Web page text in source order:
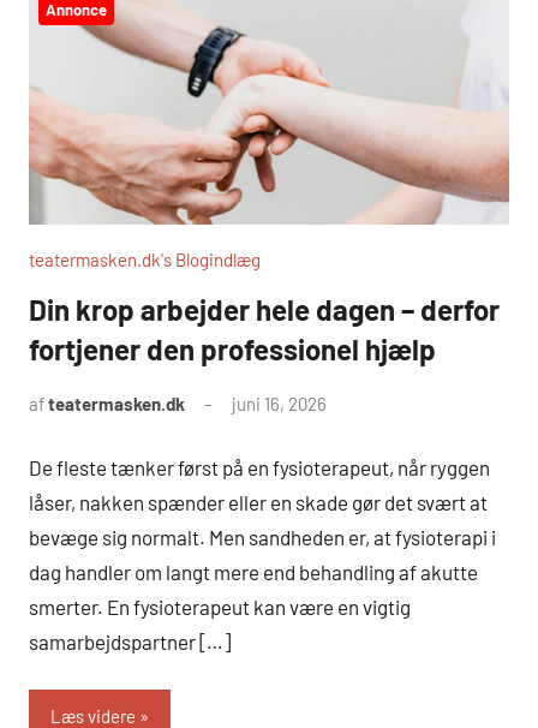
Annonce
teatermasken.dk's Blogindlæg
Din krop arbejder hele dagen – derfor
fortjener den professionel hjælp
afteatermasken.dk juni 16, 2026
De fleste tænker først på en fysioterapeut, når ryggen
låser, nakken spænder eller en skade gør det svært at
bevæge sig normalt. Men sandheden er, at fysioterapi i
dag handler om langt mere end behandling af akutte
smerter. En fysioterapeut kan være en vigtig
samarbejdspartner […]
Læs videre